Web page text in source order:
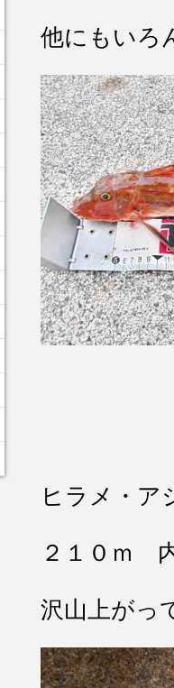
他にもいろ
ヒラメ・ア
２１０ｍ
沢山上が